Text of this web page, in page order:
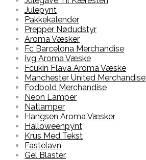
Julepynt
Pakkekalender
Prepper Nødudstyr
Aroma Væsker
Fc Barcelona Merchandise
Ivg Aroma Væske
Fcukin Flava Aroma Væske
Manchester United Merchandise
Fodbold Merchandise
Neon Lamper
Natlamper
Hangsen Aroma Væsker
Halloweenpynt
Krus Med Tekst
Fastelavn
Gel Blaster